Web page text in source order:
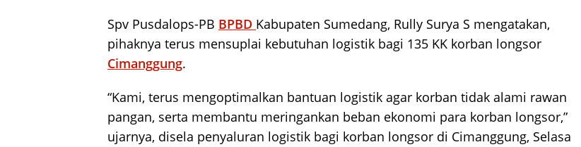
Spv Pusdalops-PB BPBD Kabupaten Sumedang, Rully Surya S mengatakan,
pihaknya terus mensuplai kebutuhan logistik bagi 135 KK korban longsor
Cimanggung.
“Kami, terus mengoptimalkan bantuan logistik agar korban tidak alami rawan
pangan, serta membantu meringankan beban ekonomi para korban longsor,”
ujarnya, disela penyaluran logistik bagi korban longsor di Cimanggung, Selasa